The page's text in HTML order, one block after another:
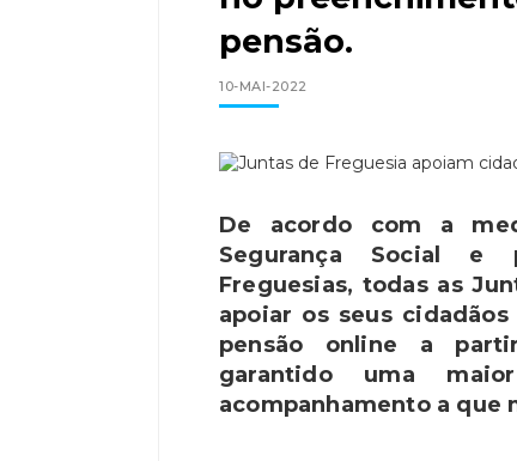
pensão.
10-MAI-2022
De acordo com a
Segurança Social e
Freguesias, todas as
apoiar os seus
pensão online a
garantido uma
acompanhamento a que